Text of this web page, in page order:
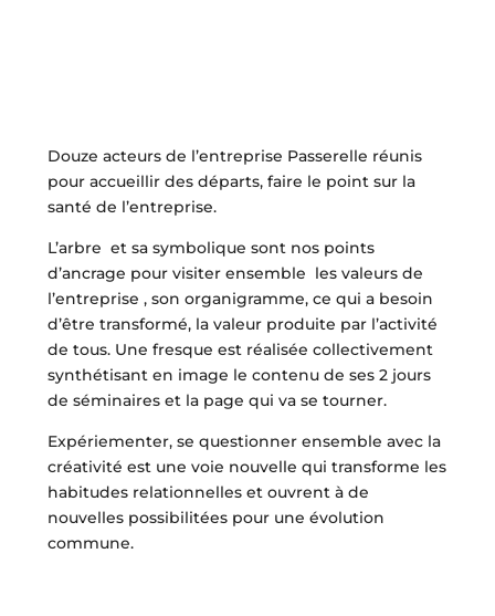
Douze acteurs de l’entreprise Passerelle réunis
pour accueillir des départs, faire le point sur la
santé de l’entreprise.
L’arbre et sa symbolique sont nos points
d’ancrage pour visiter ensemble les valeurs de
l’entreprise , son organigramme, ce qui a besoin
d’être transformé, la valeur produite par l’activité
de tous. Une fresque est réalisée collectivement
synthétisant en image le contenu de ses 2 jours
de séminaires et la page qui va se tourner.
Expériementer, se questionner ensemble avec la
créativité est une voie nouvelle qui transforme les
habitudes relationnelles et ouvrent à de
nouvelles possibilitées pour une évolution
commune.